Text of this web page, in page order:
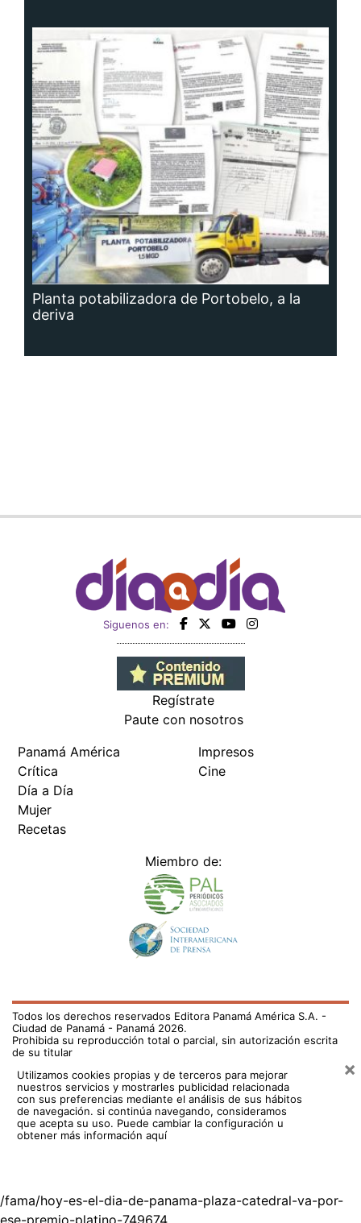
Planta potabilizadora de Portobelo, a la
deriva
Siguenos en:
Regístrate
Paute con nosotros
Panamá América
Crítica
Día a Día
Mujer
Recetas
Impresos
Cine
Miembro de:
Todos los derechos reservados Editora Panamá América S.A. -
Ciudad de Panamá - Panamá 2026.
Prohibida su reproducción total o parcial, sin autorización escrita
de su titular
Utilizamos cookies propias y de terceros para mejorar
nuestros servicios y mostrarles publicidad relacionada
con sus preferencias mediante el análisis de sus hábitos
de navegación. si continúa navegando, consideramos
que acepta su uso. Puede cambiar la configuración u
obtener más información aquí
×
/fama/hoy-es-el-dia-de-panama-plaza-catedral-va-por-
ese-premio-platino-749674